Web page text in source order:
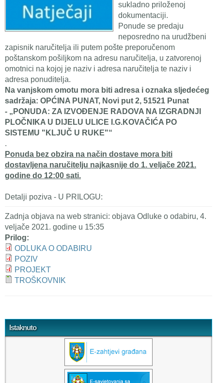
sukladno priloženoj
dokumentaciji.
Ponude se predaju
neposredno na urudžbeni
zapisnik naručitelja ili putem pošte preporučenom
poštanskom pošiljkom na adresu naručitelja, u zatvorenoj
omotnici na kojoj je naziv i adresa naručitelja te naziv i
adresa ponuditelja.
Na vanjskom omotu mora biti adresa i oznaka sljedećeg
sadržaja: OPĆINA PUNAT, Novi put 2, 51521 Punat
- „PONUDA: ZA IZVOĐENJE RADOVA NA IZGRADNJI
PLOČNIKA U DIJELU ULICE I.G.KOVAČIĆA PO
SISTEMU "KLJUČ U RUKE"“
.
Ponuda bez obzira na način dostave mora biti
dostavljena naručitelju najkasnije do 1. veljače 2021.
godine do 12:00 sati.
Detalji poziva - U PRILOGU:
Zadnja objava na web stranici: objava Odluke o odabiru, 4.
veljače 2021. godine u 15:35
Prilog:
ODLUKA O ODABIRU
POZIV
PROJEKT
TROŠKOVNIK
Istaknuto